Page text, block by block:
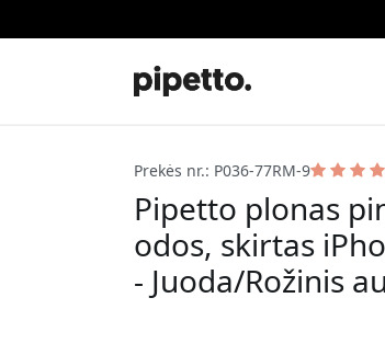
Prekės nr.: P036-77RM-9
Pipetto plonas
odos, skirtas
- Juoda/Rožinis